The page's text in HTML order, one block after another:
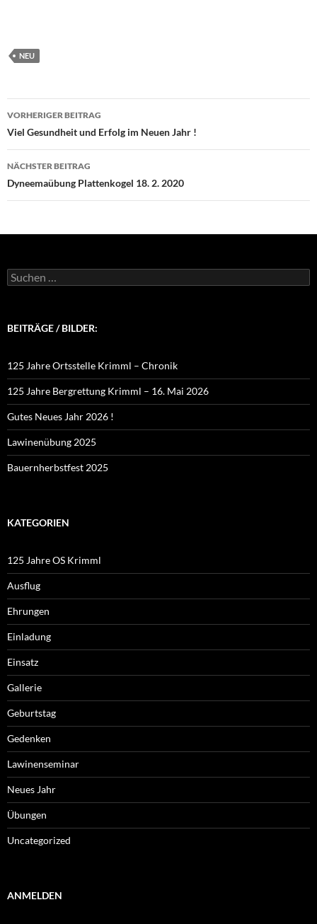
NEU
Beitragsnavigation
VORHERIGER BEITRAG
Viel Gesundheit und Erfolg im Neuen Jahr !
NÄCHSTER BEITRAG
Dyneemaübung Plattenkogel 18. 2. 2020
Suchen
nach:
BEITRÄGE / BILDER:
125 Jahre Ortsstelle Krimml – Chronik
125 Jahre Bergrettung Krimml – 16. Mai 2026
Gutes Neues Jahr 2026 !
Lawinenübung 2025
Bauernherbstfest 2025
KATEGORIEN
125 Jahre OS Krimml
Ausflug
Ehrungen
Einladung
Einsatz
Gallerie
Geburtstag
Gedenken
Lawinenseminar
Neues Jahr
Übungen
Uncategorized
ANMELDEN